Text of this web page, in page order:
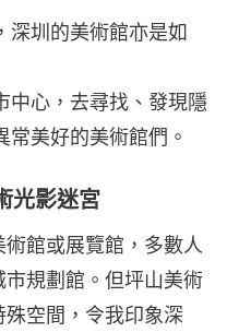
深圳的美術館亦是如
中心，去尋找、發現隱
美好的美術館們。
光影迷宮
館或展覽館，多數人
規劃館。但坪山美術
空間，令我印象深